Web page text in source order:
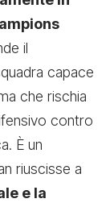
il
capace
che rischia
contro
È un
riuscisse a
e la